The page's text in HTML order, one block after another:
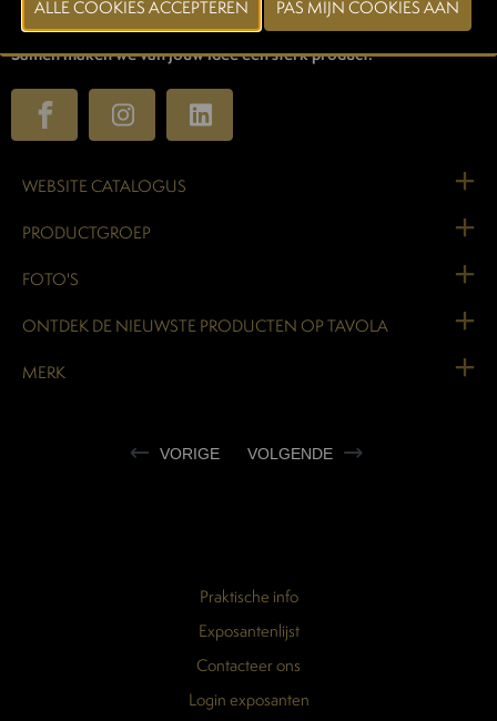
klantenrelaties.
Samen maken we van jouw idee een sterk product.
WEBSITE CATALOGUS
PRODUCTGROEP
FOTO'S
ONTDEK DE NIEUWSTE PRODUCTEN OP TAVOLA
MERK
VORIGE VOLGENDE
Praktische info
Exposantenlijst
Contacteer ons
Login exposanten